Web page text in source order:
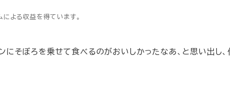
よる収益を得ています。
にそぼろを乗せて食べるのがおいしかったなあ、と思い出し